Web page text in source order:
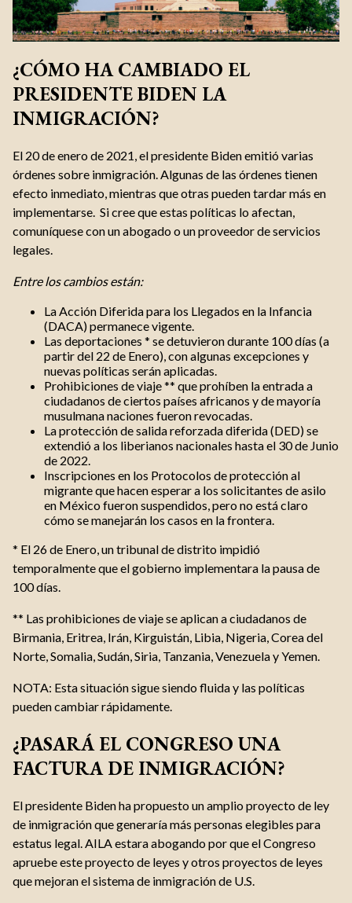
¿CÓMO HA CAMBIADO EL
PRESIDENTE BIDEN LA
INMIGRACIÓN?
El 20 de enero de 2021, el presidente Biden emitió varias
órdenes sobre inmigración. Algunas de las órdenes tienen
efecto inmediato, mientras que otras pueden tardar más en
implementarse. Si cree que estas políticas lo afectan,
comuníquese con un abogado o un proveedor de servicios
legales.
Entre los cambios están:
La Acción Diferida para los Llegados en la Infancia
(DACA) permanece vigente.
Las deportaciones * se detuvieron durante 100 días (a
partir del 22 de Enero), con algunas excepciones y
nuevas políticas serán aplicadas.
Prohibiciones de viaje ** que prohíben la entrada a
ciudadanos de ciertos países africanos y de mayoría
musulmana naciones fueron revocadas.
La protección de salida reforzada diferida (DED) se
extendió a los liberianos nacionales hasta el 30 de Junio
de 2022.
Inscripciones en los Protocolos de protección al
migrante que hacen esperar a los solicitantes de asilo
en México fueron suspendidos, pero no está claro
cómo se manejarán los casos en la frontera.
* El 26 de Enero, un tribunal de distrito impidió
temporalmente que el gobierno implementara la pausa de
100 días.
** Las prohibiciones de viaje se aplican a ciudadanos de
Birmania, Eritrea, Irán, Kirguistán, Libia, Nigeria, Corea del
Norte, Somalia, Sudán, Siria, Tanzania, Venezuela y Yemen.
NOTA: Esta situación sigue siendo fluida y las políticas
pueden cambiar rápidamente.
¿PASARÁ EL CONGRESO UNA
FACTURA DE INMIGRACIÓN?
El presidente Biden ha propuesto un amplio proyecto de ley
de inmigración que generaría más personas elegibles para
estatus legal. AILA estara abogando por que el Congreso
apruebe este proyecto de leyes y otros proyectos de leyes
que mejoran el sistema de inmigración de U.S.